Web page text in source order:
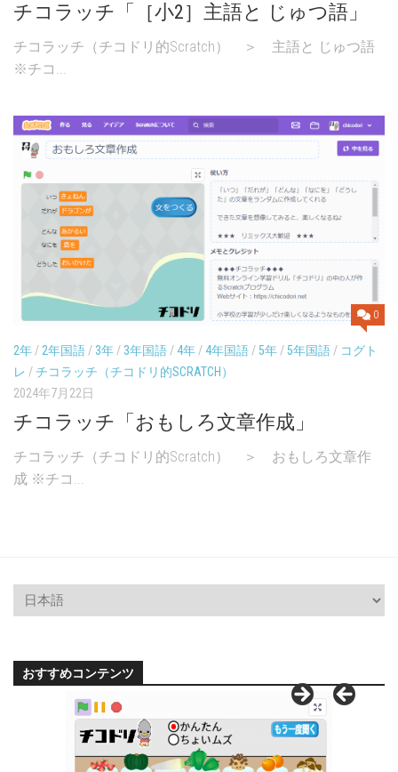
チコラッチ「［小2］主語と じゅつ語」
チコラッチ（チコドリ的Scratch） ＞ 主語と じゅつ語
※チコ...
0
2年/2年国語/ 3年/ 3年国語/4年/4年国語/5年/5年国語/ コグト
レ /チコラッチ（チコドリ的SCRATCH）
2024年7月22日
チコラッチ「おもしろ文章作成」
チコラッチ（チコドリ的Scratch） ＞ おもしろ文章作
成 ※チコ...
おすすめコンテンツ